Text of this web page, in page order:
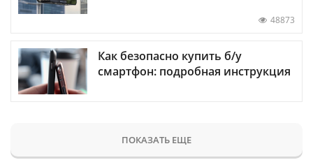
48873
Как безопасно купить б/у
смартфон: подробная инструкция
ПОКАЗАТЬ ЕЩЕ